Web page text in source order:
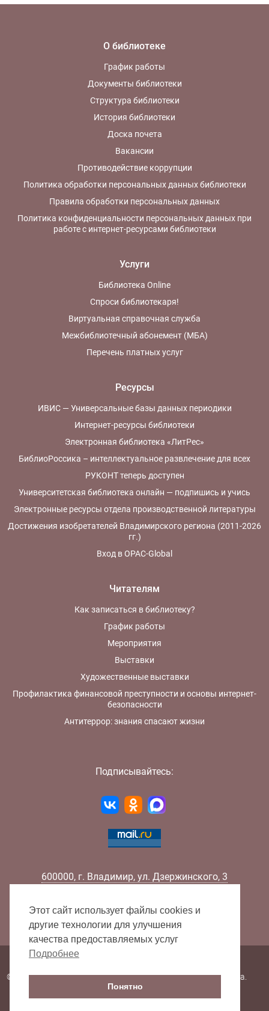
О библиотеке
График работы
Документы библиотеки
Структура библиотеки
История библиотеки
Доска почета
Вакансии
Противодействие коррупции
Политика обработки персональных данных библиотеки
Правила обработки персональных данных
Политика конфиденциальности персональных данных при
работе с интернет-ресурсами библиотеки
Услуги
Библиотека Online
Спроси библиотекаря!
Виртуальная справочная служба
Межбиблиотечный абонемент (МБА)
Перечень платных услуг
Ресурсы
ИВИС — Универсальные базы данных периодики
Интернет-ресурсы библиотеки
Электронная библиотека «ЛитРес»
БиблиоРоссика – интеллектуальное развлечение для всех
РУКОНТ теперь доступен
Университетская библиотека онлайн — подпишись и учись
Электронные ресурсы отдела производственной литературы
Достижения изобретателей Владимирского региона (2011-2026
гг.)
Вход в OPAC-Global
Читателям
Как записаться в библиотеку?
График работы
Мероприятия
Выставки
Художественные выставки
Профилактика финансовой преступности и основы интернет-
безопасности
Антитеррор: знания спасают жизни
Подписывайтесь:
600000, г. Владимир, ул. Дзержинского, 3
Факс:
+7 (4922) 32-52-88
E-mail:
info@lib33.ru
© 2000 - 2026 Владимирская областная научная библиотека.
Этот сайт использует файлы cookies и
другие технологии для улучшения
качества предоставляемых услуг
Подробнее
Понятно